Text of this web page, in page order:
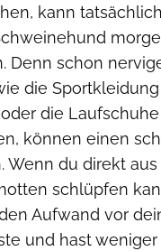
kann
Denn schon
die Sportkleidung
die
können einen
Wenn du direkt
schlüpfen
Aufwand vor
und hast weniger